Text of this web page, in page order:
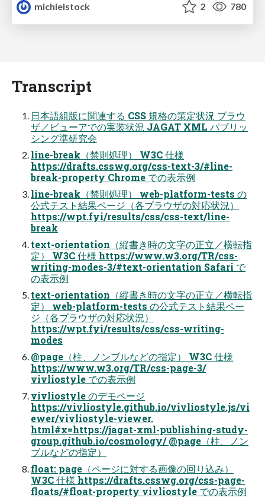
michielstock
2 780
Transcript
日本語組版に関連する CSS 規格の策定状況 ブラウ
ザ／ビューアでの実装状況 JAGAT XML パブリッ
シング準研究会
line-break（禁則処理） W3C 仕様
https://drafts.csswg.org/css-text-3/#line-
break-property Chrome での表示例
line-break（禁則処理） web-platform-tests の
公式テスト結果ページ（各ブラウザの対応状況）
https://wpt.fyi/results/css/css-text/line-
break
text-orientation（縦書き時の文字の正立／横転指
定） W3C 仕様 https://www.w3.org/TR/css-
writing-modes-3/#text-orientation Safari で
の表示例
text-orientation（縦書き時の文字の正立／横転指
定） web-platform-tests の公式テスト結果ペー
ジ（各ブラウザの対応状況）
https://wpt.fyi/results/css/css-writing-
modes
@page（柱、ノンブルなどの指定） W3C 仕様
https://www.w3.org/TR/css-page-3/
vivliostyle での表示例
vivliostyle のデモページ
https://vivliostyle.github.io/vivliostyle.js/vi
ewer/vivliostyle-viewer.
html#x=https://jagat-xml-publishing-study-
group.github.io/cosmology/ @page（柱、ノン
ブルなどの指定）
float: page（ページに対する画像の回り込み）
W3C 仕様 https://drafts.csswg.org/css-page-
floats/#float-property vivliostyle での表示例